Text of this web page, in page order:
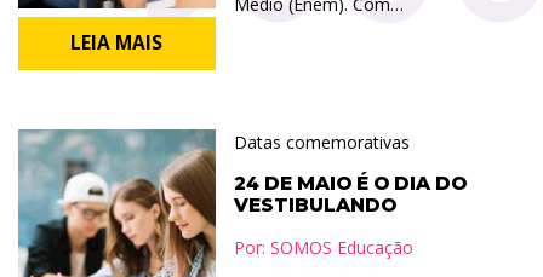
LEIA MAIS
Datas comemorativas
24 DE MAIO É O DIA DO
VESTIBULANDO
Por: SOMOS Educação